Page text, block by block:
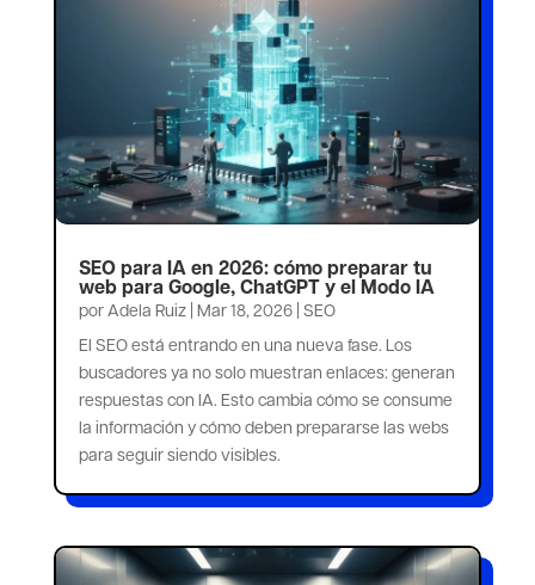
SEO para IA en 2026: cómo preparar tu
web para Google, ChatGPT y el Modo IA
por Adela Ruiz| Mar 18, 2026| SEO
El SEO está entrando en una nueva fase. Los
buscadores ya no solo muestran enlaces: generan
respuestas con IA. Esto cambia cómo se consume
la información y cómo deben prepararse las webs
para seguir siendo visibles.